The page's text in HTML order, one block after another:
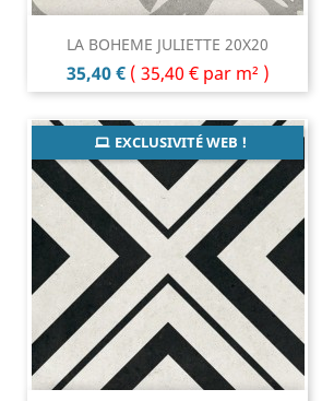
LA BOHEME JULIETTE 20X20
Prix
35,40 € ( 35,40 € par m² )
EXCLUSIVITÉ WEB !